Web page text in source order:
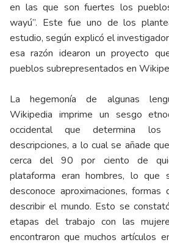
en las que son fuertes los
wayú”. Este fue uno de los
estudio, según explicó el
esa razón idearon un proyecto
pueblos subrepresentados en
La hegemonía de algunas
Wikipedia imprime un sesgo
occidental que determina
descripciones, a lo cual se añade
cerca del 90 por ciento de
plataforma eran hombres, lo que
desconoce aproximaciones,
describir el mundo. Esto se
etapas del trabajo con las
encontraron que muchos artículos